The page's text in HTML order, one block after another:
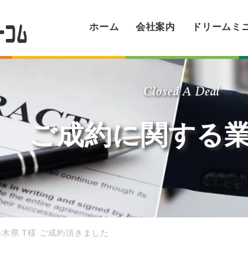
ホーム 会社案内 ドリームミ
Closed A Deal
ご成約に関する
木県 T様 ご成約頂きました